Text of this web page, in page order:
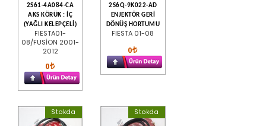
2S61-4A084-CA
AKS KÖRÜK : İÇ
(YAĞLI KELEPÇELİ)
FIESTA01-
08/FUSİON 2001-
2012
0
2S6Q-9K022-AD
ENJEKTÖR GERİ
DÖNÜŞ HORTUMU
FIESTA 01-08
0
Stokda Stokda